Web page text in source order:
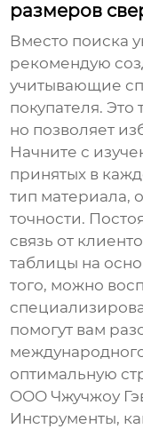
размеров
Вместо поиска
рекомендую
учитывающие
покупателя.
но позволяет
Начните с
принятых в
тип материала,
точности.
связь от
таблицы на
того, можно
помогут вам
оптимальную
ООО Чжучжоу
Инструменты,